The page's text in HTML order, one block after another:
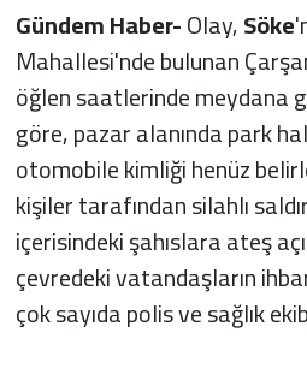
Gündem Haber-Olay,Söke
Mahallesi'nde bulunan
öğlen saatlerinde meydana
göre, pazar alanında park
otomobile kimliği henüz
kişiler tarafından silahlı
içerisindeki şahıslara ateş
çevredeki vatandaşların
çok sayıda polis ve sağlık